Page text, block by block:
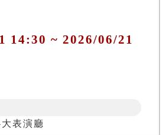
14:30 ~ 2026/06/21
表演廳